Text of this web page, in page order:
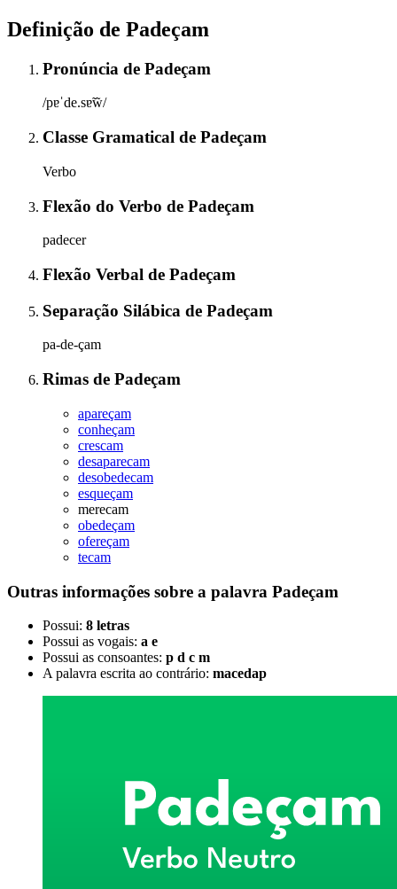
Definição de Padeçam
Pronúncia de Padeçam
/pɐˈde.sɐ̃w̃/
Classe Gramatical de Padeçam
Verbo
Flexão do Verbo de Padeçam
padecer
Flexão Verbal de Padeçam
Separação Silábica de Padeçam
pa-de-çam
Rimas de Padeçam
apareçam
conheçam
crescam
desaparecam
desobedecam
esqueçam
merecam
obedeçam
ofereçam
tecam
Outras informações sobre a palavra Padeçam
Possui: 8 letras
Possui as vogais: a e
Possui as consoantes: p d c m
A palavra escrita ao contrário: macedap